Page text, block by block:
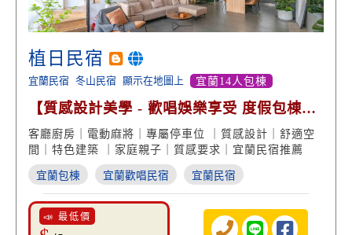
植日民宿
宜蘭民宿 冬山民宿 顯示在地圖上 宜蘭14人包棟
【質感設計美學 - 歡唱娛樂享受 度假包棟歡
聚】
客廳廚房｜電動麻將｜專屬停車位 ｜質感設計｜舒適空
間｜特色建築 ｜家庭親子｜質感要求｜宜蘭民宿推薦
宜蘭包棟 宜蘭歡唱民宿 宜蘭民宿
📣 最低價